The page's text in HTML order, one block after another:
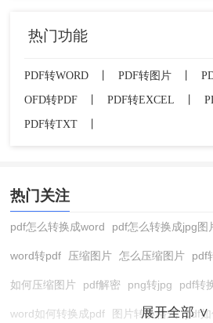
热门功能
PDF转WORD PDF转图片
OFD转PDF
PDF转EXCEL
PDF转TXT
热门关注
pdf怎么转换成word pdf怎么转换成jpg图
word转pdf 压缩图片 怎么压缩图片 pdf
如何压缩图片 pdf解密 png转jpg pdf转
word如何转换成pdf 图片转换格式 pdf
展开全部 ∨